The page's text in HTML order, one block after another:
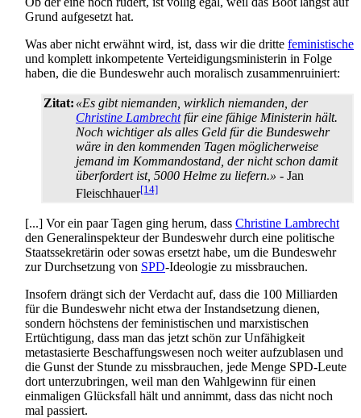
Grund aufgesetzt hat.
Was aber nicht erwähnt wird, ist, dass wir die dritte feministische
und komplett inkompetente Verteidigungs­ministerin in Folge
haben, die die Bundeswehr auch moralisch zusammen­ruiniert:
Zitat: «Es gibt niemanden, wirklich niemanden, der
Christine Lambrechtfür eine fähige Ministerin hält.
Noch wichtiger als alles Geld für die Bundeswehr
wäre in den kommenden Tagen möglicherweise
jemand im Kommandostand, der nicht schon damit
überfordert ist, 5000 Helme zu liefern.» - Jan
Fleischhauer[14]
[...] Vor ein paar Tagen ging herum, dass Christine Lambrecht
den General­inspekteur der Bundeswehr durch eine politische
Staats­sekretärin oder sowas ersetzt habe, um die Bundeswehr
zur Durchsetzung von SPD-Ideologie zu missbrauchen.
Insofern drängt sich der Verdacht auf, dass die 100 Milliarden
für die Bundeswehr nicht etwa der Instandsetzung dienen,
sondern höchstens der feministischen und marxistischen
Ertüchtigung, dass man das jetzt schön zur Unfähigkeit
metastasierte Beschaffungswesen noch weiter aufzublasen und
die Gunst der Stunde zu missbrauchen, jede Menge SPD-Leute
dort unterzubringen, weil man den Wahlgewinn für einen
einmaligen Glücksfall hält und annimmt, dass das nicht noch
mal passiert.